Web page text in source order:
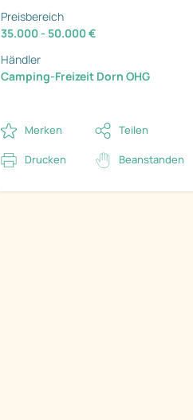
Preisbereich
35.000 - 50.000 €
Händler
Camping-Freizeit Dorn OHG
Merken Teilen
Drucken Beanstanden